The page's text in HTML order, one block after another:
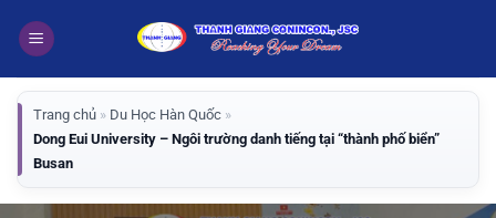
qua
dung
Trang chủ » Du Học Hàn Quốc »
Dong Eui University – Ngôi trường danh tiếng tại “thành phố biển”
Busan